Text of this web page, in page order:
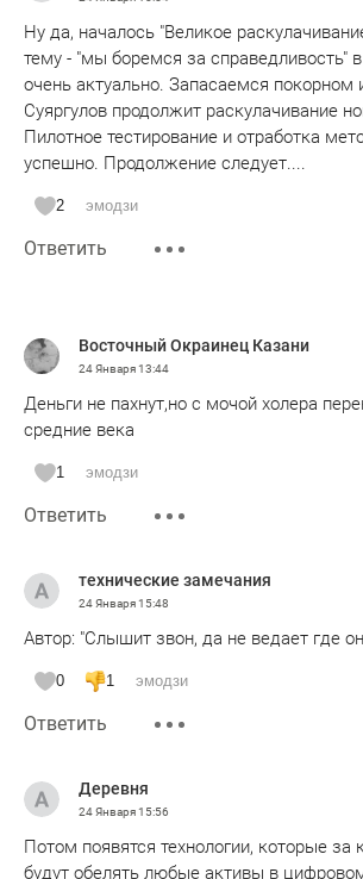
Ну да, началось "Великое
тему - "мы боремся за справедливость"
очень актуально. Запасаемся покорном
Суяргулов продолжит раскулачивание
Пилотное тестирование и отработка
успешно. Продолжение следует....
2 эмодзи
Ответить
Восточный Окраинец Казани
24 Января13:44
Деньги не пахнут,но с мочой холера
средние века
1 эмодзи
Ответить
технические замечания
24 Января15:48
Автор: "Слышит звон, да не ведает где
0 1 эмодзи
Ответить
Деревня
24 Января15:56
Потом появятся технологии, которые за
будут обелять любые активы в